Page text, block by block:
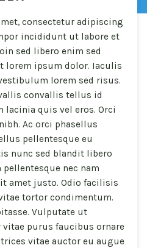
consectetur adipiscing
incididunt ut labore et
sed libero enim sed
lorem ipsum dolor. Iaculis
lorem sed risus.
convallis tellus id
lacinia quis vel eros. Orci
Ac orci phasellus
pellentesque eu
nunc sed blandit libero
nec nam
amet justo. Odio facilisis
tortor condimentum.
Vulputate ut
vitae purus faucibus ornare
vitae auctor eu augue